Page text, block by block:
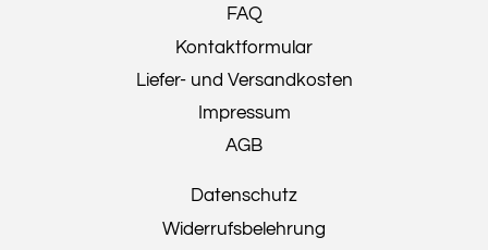
FAQ
Kontaktformular
Liefer- und Versandkosten
Impressum
AGB
Datenschutz
Widerrufsbelehrung